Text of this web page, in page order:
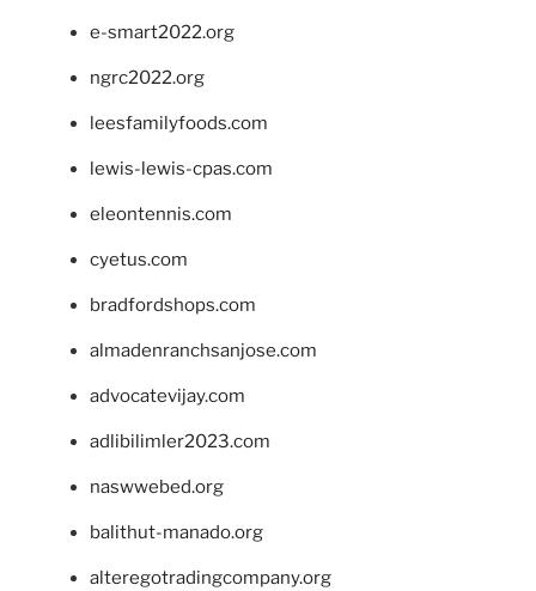
e-smart2022.org
ngrc2022.org
leesfamilyfoods.com
lewis-lewis-cpas.com
eleontennis.com
cyetus.com
bradfordshops.com
almadenranchsanjose.com
advocatevijay.com
adlibilimler2023.com
naswwebed.org
balithut-manado.org
alteregotradingcompany.org